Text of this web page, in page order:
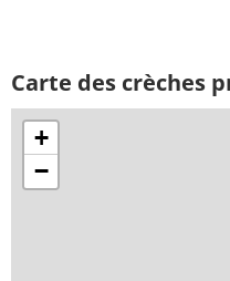
Carte des crèches
+
−